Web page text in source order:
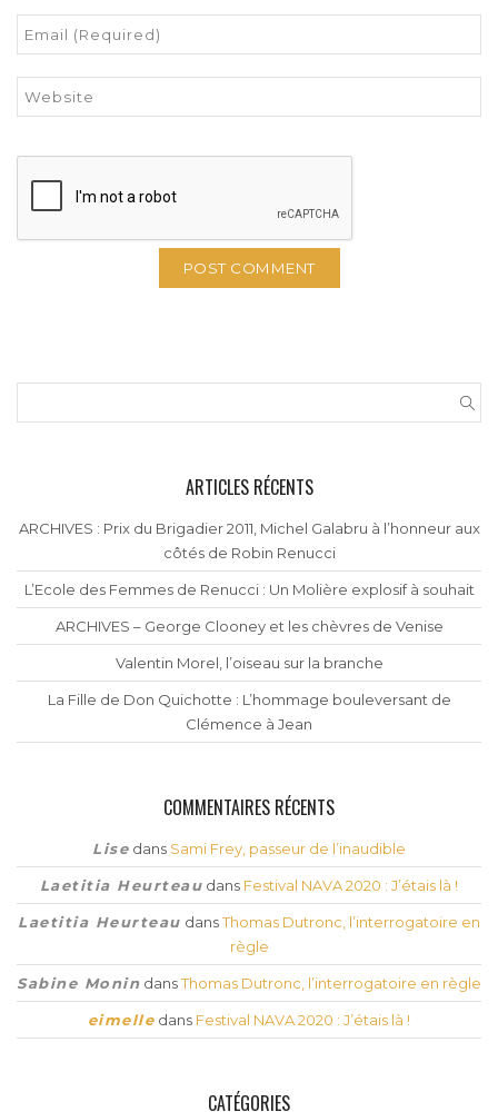
ARTICLES RÉCENTS
ARCHIVES : Prix du Brigadier 2011, Michel Galabru à l’honneur aux
côtés de Robin Renucci
L’Ecole des Femmes de Renucci : Un Molière explosif à souhait
ARCHIVES – George Clooney et les chèvres de Venise
Valentin Morel, l’oiseau sur la branche
La Fille de Don Quichotte : L’hommage bouleversant de
Clémence à Jean
COMMENTAIRES RÉCENTS
Lise dans Sami Frey, passeur de l’inaudible
Laetitia Heurteau dans Festival NAVA 2020 : J’étais là !
Laetitia Heurteau dansThomas Dutronc, l’interrogatoire en
règle
Sabine Monin dansThomas Dutronc, l’interrogatoire en règle
eimelle dans Festival NAVA 2020 : J’étais là !
CATÉGORIES